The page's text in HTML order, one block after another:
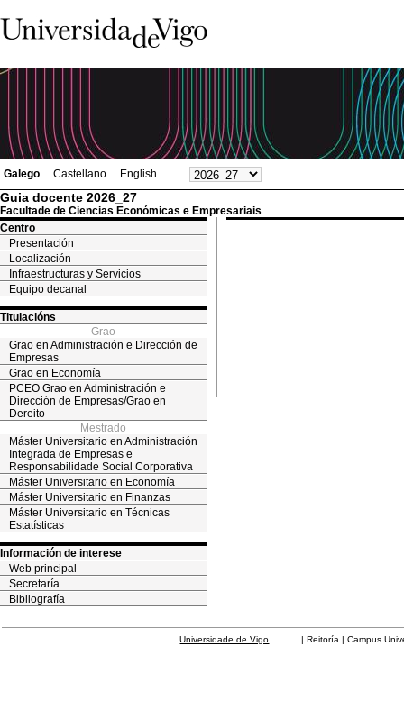
Galego Castellano English
Guia docente 2026_27
Facultade de Ciencias Económicas e Empresariais
Centro
Presentación
Localización
Infraestructuras y Servicios
Equipo decanal
Titulacións
Grao
Grao en Administración e Dirección de
Empresas
Grao en Economía
PCEO Grao en Administración e
Dirección de Empresas/Grao en
Dereito
Mestrado
Máster Universitario en Administración
Integrada de Empresas e
Responsabilidade Social Corporativa
Máster Universitario en Economía
Máster Universitario en Finanzas
Máster Universitario en Técnicas
Estatísticas
Información de interese
Web principal
Secretaría
Bibliografía
Universidade de Vigo | Reitoría | Campus